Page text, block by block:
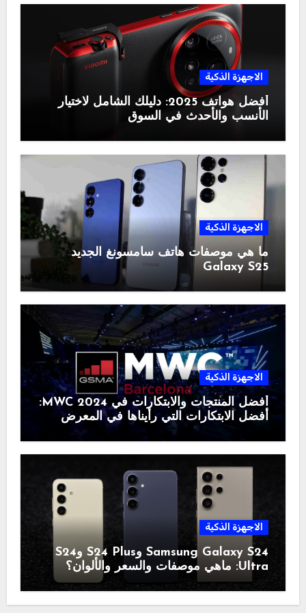
الاجهزة الذكية
أفضل هواتف 2025: دليلك الشامل لاختيار
الأنسب والأحدث في السوق
الاجهزة الذكية
ما هي موصفات هاتف سامسونغ الجديد
Galaxy S25
الاجهزة الذكية
أفضل المنتجات والابتكارات في MWC 2024:
أفضل الابتكارات التي رأيناها في المعرض
الاجهزة الذكية
Samsung Galaxy S24 وS24 Plus وS24
Ultra: ماهي موصفات والسعر والألوان؟